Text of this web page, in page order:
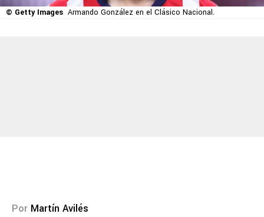
© Getty Images Armando González en el Clásico Nacional.
Por Martín Avilés